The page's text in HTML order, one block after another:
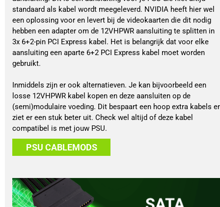
standaard als kabel wordt meegeleverd. NVIDIA heeft hier wel
een oplossing voor en levert bij de videokaarten die dit nodig
hebben een adapter om de 12VHPWR aansluiting te splitten in
3x 6+2-pin PCI Express kabel. Het is belangrijk dat voor elke
aansluiting een aparte 6+2 PCI Express kabel moet worden
gebruikt.
Inmiddels zijn er ook alternatieven. Je kan bijvoorbeeld een
losse 12VHPWR kabel kopen en deze aansluiten op de
(semi)modulaire voeding. Dit bespaart een hoop extra kabels
ziet er een stuk beter uit. Check wel altijd of deze kabel
compatibel is met jouw PSU.
PSU CABLEMODS